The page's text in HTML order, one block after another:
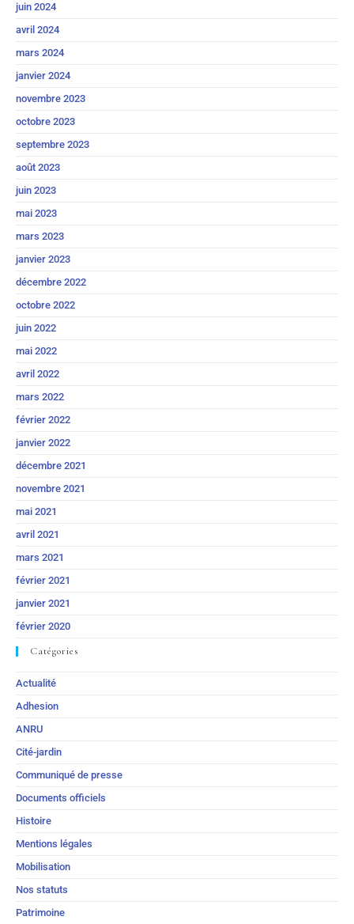
juin 2024
avril 2024
mars 2024
janvier 2024
novembre 2023
octobre 2023
septembre 2023
août 2023
juin 2023
mai 2023
mars 2023
janvier 2023
décembre 2022
octobre 2022
juin 2022
mai 2022
avril 2022
mars 2022
février 2022
janvier 2022
décembre 2021
novembre 2021
mai 2021
avril 2021
mars 2021
février 2021
janvier 2021
février 2020
Catégories
Actualité
Adhesion
ANRU
Cité-jardin
Communiqué de presse
Documents officiels
Histoire
Mentions légales
Mobilisation
Nos statuts
Patrimoine